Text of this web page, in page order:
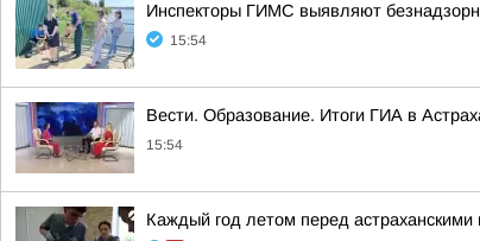
Инспекторы ГИМС выявляют
15:54
Вести. Образование. Итоги ГИА в
15:54
Каждый год летом перед